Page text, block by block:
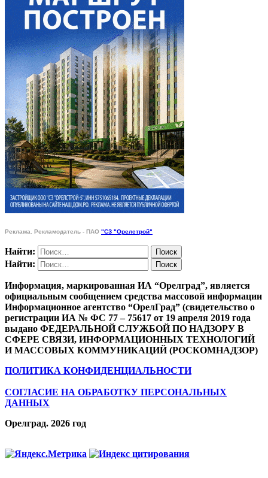
Реклама. Рекламодатель - ПАО "СЗ "Орелстрой"
Найти:
Найти:
Информация, маркированная ИА “Орелград”, является
официальным сообщением средства массовой информации
Информационное агентство “ОрелГрад” (свидетельство о
регистрации ИА № ФС 77 – 75617 от 19 апреля 2019 года
выдано ФЕДЕРАЛЬНОЙ СЛУЖБОЙ ПО НАДЗОРУ В
СФЕРЕ СВЯЗИ, ИНФОРМАЦИОННЫХ ТЕХНОЛОГИЙ
И МАССОВЫХ КОММУНИКАЦИЙ (РОСКОМНАДЗОР)
ПОЛИТИКА КОНФИДЕНЦИАЛЬНОСТИ
СОГЛАСИЕ НА ОБРАБОТКУ ПЕРСОНАЛЬНЫХ
ДАННЫХ
Орелград. 2026 год